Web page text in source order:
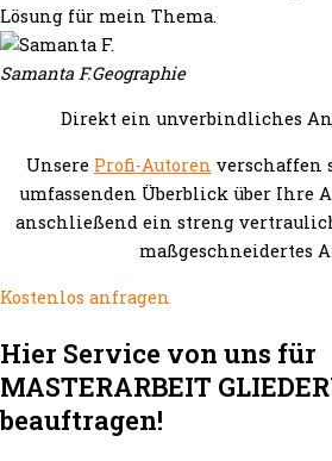
Lösung für mein Thema.
Samanta F.Geographie
Direkt ein unverbindliches
Unsere Profi-Autoren verschaffen
umfassenden Überblick über Ihre
anschließend ein streng
maßgeschneidertes
Kostenlos anfragen
Hier Service von uns für
MASTERARBEIT
beauftragen!